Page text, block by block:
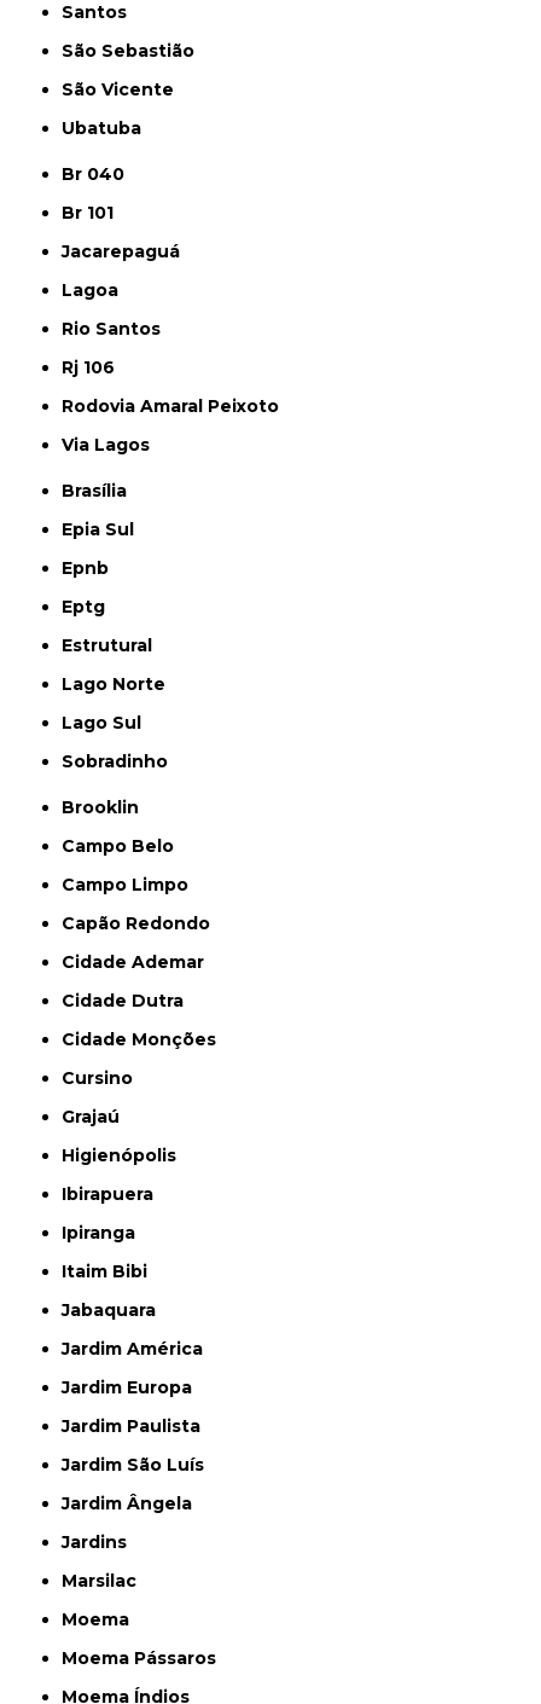
Santos
São Sebastião
São Vicente
Ubatuba
Br 040
Br 101
Jacarepaguá
Lagoa
Rio Santos
Rj 106
Rodovia Amaral Peixoto
Via Lagos
Brasília
Epia Sul
Epnb
Eptg
Estrutural
Lago Norte
Lago Sul
Sobradinho
Brooklin
Campo Belo
Campo Limpo
Capão Redondo
Cidade Ademar
Cidade Dutra
Cidade Monções
Cursino
Grajaú
Higienópolis
Ibirapuera
Ipiranga
Itaim Bibi
Jabaquara
Jardim América
Jardim Europa
Jardim Paulista
Jardim São Luís
Jardim Ângela
Jardins
Marsilac
Moema
Moema Pássaros
Moema Índios